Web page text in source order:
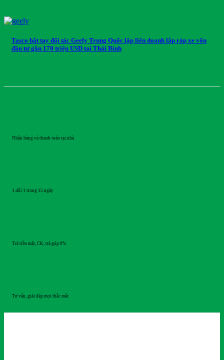
Tasco bắt tay đối tác Geely Trung Quốc lập liên doanh lắp ráp xe vốn
đầu tư gần 170 triệu USD tại Thái Bình
Nhận hàng và thanh toán tại nhà
1 đổi 1 trong 15 ngày
Trả tiền mặt, CK, trả góp 0%
Tư vấn, giải đáp mọi thắc mắc